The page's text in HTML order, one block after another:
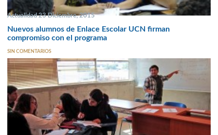
Actualidad 23 Diciembre, 2015
Nuevos alumnos de Enlace Escolar UCN firman
compromiso con el programa
SIN COMENTARIOS